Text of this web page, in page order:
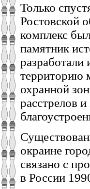
Только
Ростовской
комплекс
памятник
территорию
охранной
расстрелов
окраине
связано с
в России